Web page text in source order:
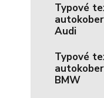
Typové
Audi
Typové
BMW